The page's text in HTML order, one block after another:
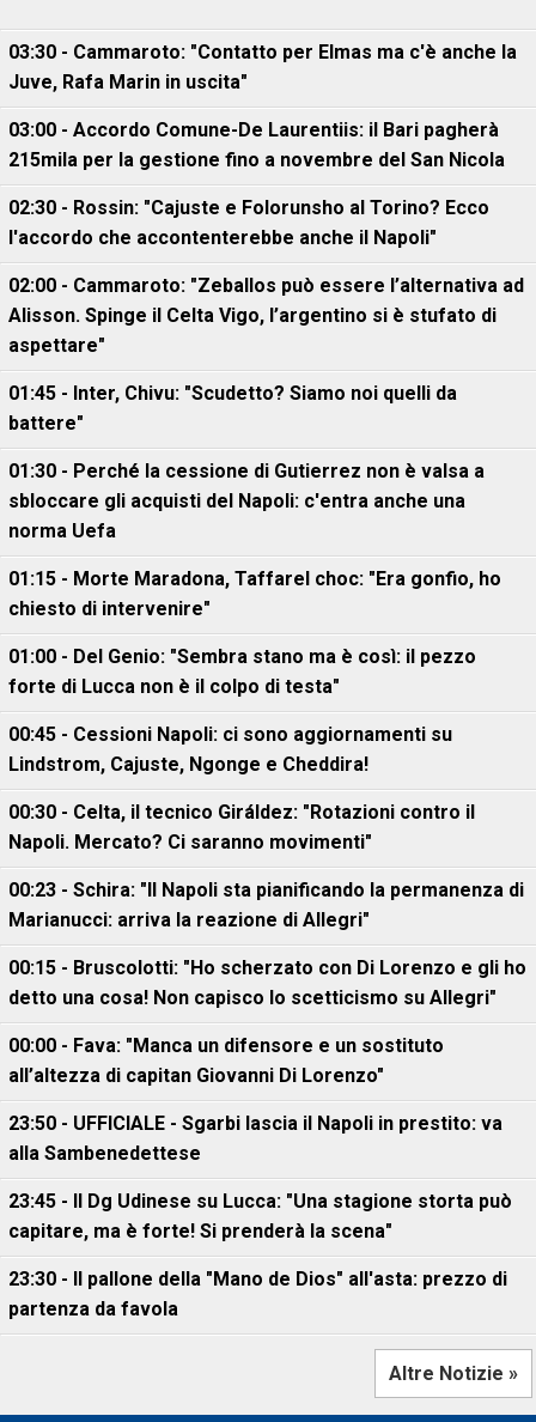
03:30 - Cammaroto: "Contatto per Elmas ma c'è anche la
Juve, Rafa Marin in uscita"
03:00 - Accordo Comune-De Laurentiis: il Bari pagherà
215mila per la gestione fino a novembre del San Nicola
02:30 - Rossin: "Cajuste e Folorunsho al Torino? Ecco
l'accordo che accontenterebbe anche il Napoli"
02:00 - Cammaroto: "Zeballos può essere l’alternativa ad
Alisson. Spinge il Celta Vigo, l’argentino si è stufato di
aspettare"
01:45 - Inter, Chivu: "Scudetto? Siamo noi quelli da
battere"
01:30 - Perché la cessione di Gutierrez non è valsa a
sbloccare gli acquisti del Napoli: c'entra anche una
norma Uefa
01:15 - Morte Maradona, Taffarel choc: "Era gonfio, ho
chiesto di intervenire"
01:00 - Del Genio: "Sembra stano ma è così: il pezzo
forte di Lucca non è il colpo di testa"
00:45 - Cessioni Napoli: ci sono aggiornamenti su
Lindstrom, Cajuste, Ngonge e Cheddira!
00:30 - Celta, il tecnico Giráldez: "Rotazioni contro il
Napoli. Mercato? Ci saranno movimenti"
00:23 - Schira: "Il Napoli sta pianificando la permanenza di
Marianucci: arriva la reazione di Allegri"
00:15 - Bruscolotti: "Ho scherzato con Di Lorenzo e gli ho
detto una cosa! Non capisco lo scetticismo su Allegri"
00:00 - Fava: "Manca un difensore e un sostituto
all’altezza di capitan Giovanni Di Lorenzo"
23:50 - UFFICIALE - Sgarbi lascia il Napoli in prestito: va
alla Sambenedettese
23:45 - Il Dg Udinese su Lucca: "Una stagione storta può
capitare, ma è forte! Si prenderà la scena"
23:30 - Il pallone della "Mano de Dios" all'asta: prezzo di
partenza da favola
Altre Notizie »